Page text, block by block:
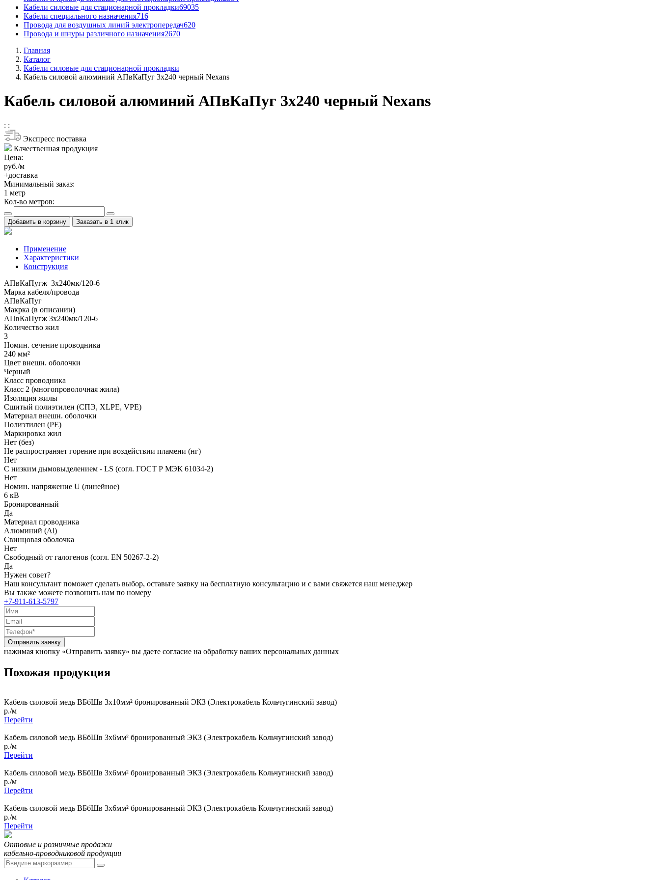
Кабели силовые для стационарной прокладки69035
Кабели специального назначения716
Провода для воздушных линий электропередач620
Провода и шнуры различного назначения2670
Главная
Каталог
Кабели силовые для стационарной прокладки
Кабель силовой алюминий АПвКаПуг 3x240 черный Nexans
Кабель силовой алюминий АПвКаПуг 3x240 черный Nexans
: :
Экспресс поставка
Качественная продукция
Цена:
руб./м
+доставка
Минимальный заказ:
1 метр
Кол-во метров:
Добавить в корзину Заказать в 1 клик
Применение
Характеристики
Конструкция
АПвКаПугж 3x240мк/120-6
Марка кабеля/провода
АПвКаПуг
Макрка (в описании)
АПвКаПугж 3x240мк/120-6
Количество жил
3
Номин. сечение проводника
240 мм²
Цвет внешн. оболочки
Черный
Класс проводника
Класс 2 (многопроволочная жила)
Изоляция жилы
Сшитый полиэтилен (СПЭ, XLPE, VPE)
Материал внешн. оболочки
Полиэтилен (PE)
Маркировка жил
Нет (без)
Не распространяет горение при воздействии пламени (нг)
Нет
С низким дымовыделением - LS (согл. ГОСТ Р МЭК 61034-2)
Нет
Номин. напряжение U (линейное)
6 кВ
Бронированный
Да
Материал проводника
Алюминий (Al)
Свинцовая оболочка
Нет
Свободный от галогенов (согл. EN 50267-2-2)
Да
Нужен совет?
Наш консультант поможет сделать выбор, оставьте заявку на бесплатную консультацию и с вами свяжется наш менеджер
Вы также можете позвонить нам по номеру
+7-911-613-5797
Отправить заявку
нажимая кнопку «Отправить заявку» вы даете согласие на обработку ваших персональных данных
Похожая продукция
Кабель силовой медь ВБбШв 3x10мм² бронированный ЭКЗ (Электрокабель Кольчугинский завод)
р./м
Перейти
Кабель силовой медь ВБбШв 3x6мм² бронированный ЭКЗ (Электрокабель Кольчугинский завод)
р./м
Перейти
Кабель силовой медь ВБбШв 3x6мм² бронированный ЭКЗ (Электрокабель Кольчугинский завод)
р./м
Перейти
Кабель силовой медь ВБбШв 3x6мм² бронированный ЭКЗ (Электрокабель Кольчугинский завод)
р./м
Перейти
Оптовые и розничные продажи
кабельно-проводниковой продукции